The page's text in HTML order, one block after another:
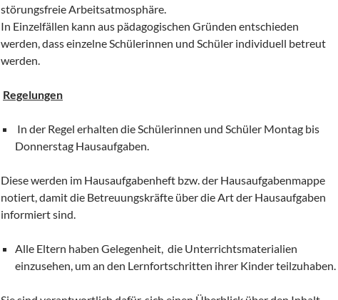
störungsfreie Arbeitsatmosphäre.
In Einzelfällen kann aus pädagogischen Gründen entschieden
werden, dass einzelne Schülerinnen und Schüler individuell betreut
werden.
Regelungen
In der Regel erhalten die Schülerinnen und Schüler Montag bis
Donnerstag Hausaufgaben.
Diese werden im Hausaufgabenheft bzw. der Hausaufgabenmappe
notiert, damit die Betreuungskräfte über die Art der Hausaufgaben
informiert sind.
Alle Eltern haben Gelegenheit, die Unterrichtsmaterialien
einzusehen, um an den Lernfortschritten ihrer Kinder teilzuhaben.